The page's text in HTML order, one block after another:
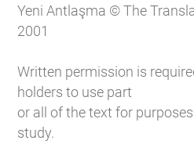
Yeni Antlaşma © The
2001
Written permission is
holders to use part
or all of the text for
study.